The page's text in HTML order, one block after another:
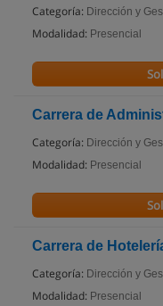
Categoría: Dirección y
Modalidad: Presencial
Carrera de
Categoría: Dirección y
Modalidad: Presencial
Carrera de
Categoría: Dirección y
Modalidad: Presencial